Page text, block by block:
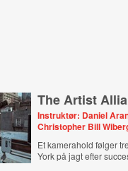
The Artist
Instruktør: Daniel
Christopher Bill
Et kamerahold følger
York på jagt efter